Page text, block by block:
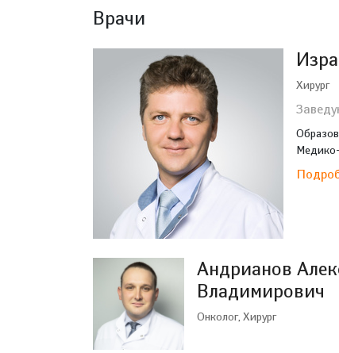
Врачи
Хирург
Медико-
Андрианов
Владимирович
Онколог, Хирург